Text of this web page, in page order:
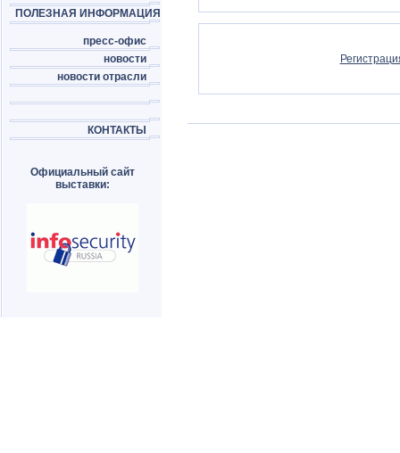
ПОЛЕЗНАЯ ИНФОРМАЦИЯ
пресс-офис
новости
новости отрасли
КОНТАКТЫ
Официальный сайт
выставки: